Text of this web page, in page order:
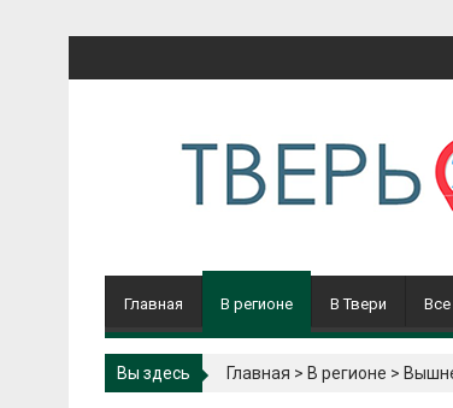
Главная В регионе В Твери
Вы здесь Главная > В регионе >